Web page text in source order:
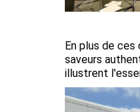
En plus de
saveurs
illustrent